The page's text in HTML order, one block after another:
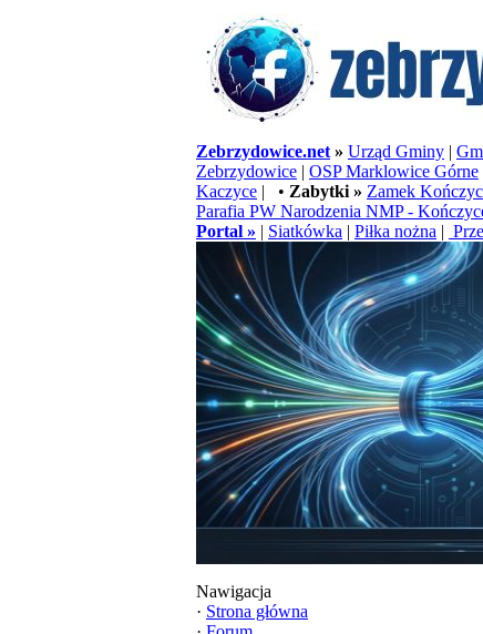
Zebrzydowice.net » Urząd Gminy |
Zebrzydowice | OSP Marklowice Górne
Kaczyce | • Zabytki » Zamek
Parafia PW Narodzenia NMP -
Portal » | Siatkówka | Piłka nożna |
Nawigacja
· Strona główna